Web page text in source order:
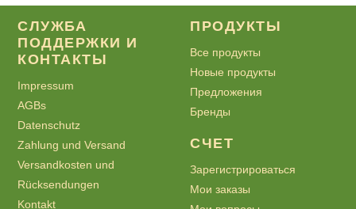
СЛУЖБА
ПОДДЕРЖКИ И
КОНТАКТЫ
Impressum
AGBs
Datenschutz
Zahlung und Versand
Versandkosten und
Rücksendungen
Kontakt
ПРОДУКТЫ
Все продукты
Новые продукты
Предложения
Бренды
СЧЕТ
Зарегистрироваться
Мои заказы